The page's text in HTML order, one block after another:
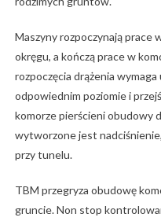
Maszyny rozpoczynają prace
okręgu, a kończą prace w
rozpoczęcia drążenia
odpowiednim poziomie i
komorze pierścieni obudowy
wytworzone jest
przy tunelu.
TBM przegryza obudowę
gruncie. Non stop